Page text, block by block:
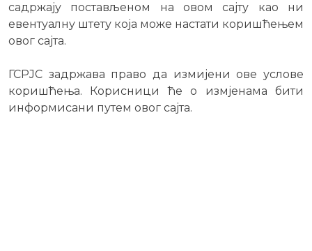
садржају постављеном на овом сајту као ни
евентуалну штету која може настати коришћењем
овог сајта.
ГСРЈС задржава право да измијени ове услове
коришћења. Корисници ће о измјенама бити
информисани путем овог сајта.